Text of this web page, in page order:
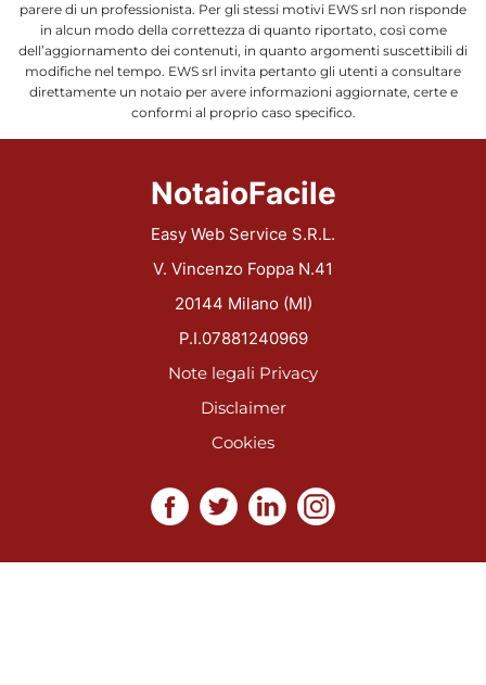
parere di un professionista. Per gli stessi motivi EWS srl non risponde
in alcun modo della correttezza di quanto riportato, così come
dell’aggiornamento dei contenuti, in quanto argomenti suscettibili di
modifiche nel tempo. EWS srl invita pertanto gli utenti a consultare
direttamente un notaio per avere informazioni aggiornate, certe e
conformi al proprio caso specifico.
NotaioFacile
Easy Web Service S.R.L.
V. Vincenzo Foppa N.41
20144 Milano (MI)
P.I.07881240969
Note legali Privacy
Disclaimer
Cookies